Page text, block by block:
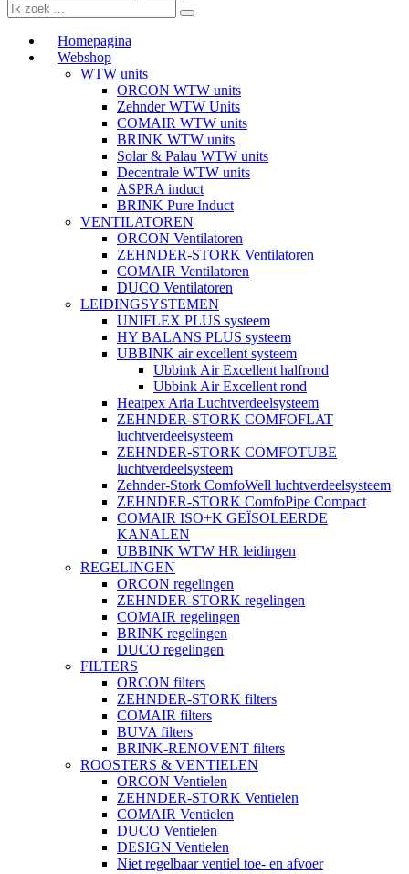
Homepagina
Webshop
WTW units
ORCON WTW units
Zehnder WTW Units
COMAIR WTW units
BRINK WTW units
Solar & Palau WTW units
Decentrale WTW units
ASPRA induct
BRINK Pure Induct
VENTILATOREN
ORCON Ventilatoren
ZEHNDER-STORK Ventilatoren
COMAIR Ventilatoren
DUCO Ventilatoren
LEIDINGSYSTEMEN
UNIFLEX PLUS systeem
HY BALANS PLUS systeem
UBBINK air excellent systeem
Ubbink Air Excellent halfrond
Ubbink Air Excellent rond
Heatpex Aria Luchtverdeelsysteem
ZEHNDER-STORK COMFOFLAT
luchtverdeelsysteem
ZEHNDER-STORK COMFOTUBE
luchtverdeelsysteem
Zehnder-Stork ComfoWell luchtverdeelsysteem
ZEHNDER-STORK ComfoPipe Compact
COMAIR ISO+K GEÏSOLEERDE
KANALEN
UBBINK WTW HR leidingen
REGELINGEN
ORCON regelingen
ZEHNDER-STORK regelingen
COMAIR regelingen
BRINK regelingen
DUCO regelingen
FILTERS
ORCON filters
ZEHNDER-STORK filters
COMAIR filters
BUVA filters
BRINK-RENOVENT filters
ROOSTERS & VENTIELEN
ORCON Ventielen
ZEHNDER-STORK Ventielen
COMAIR Ventielen
DUCO Ventielen
DESIGN Ventielen
Niet regelbaar ventiel toe- en afvoer